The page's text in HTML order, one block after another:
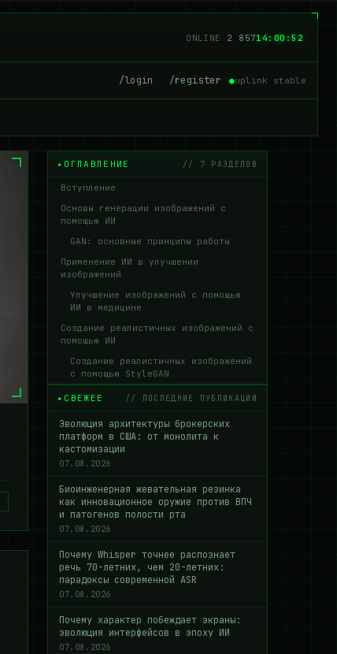
ONLINE 2 86314:00:53
/login /register ●uplink stable
ОГЛАВЛЕНИЕ // 7 РАЗДЕЛОВ
Вступление
Основы генерации изображений с
помощью ИИ
GAN: основные принципы работы
Применение ИИ в улучшении
изображений
Улучшение изображений с помощью
ИИ в медицине
Создание реалистичных изображений с
помощью ИИ
Создание реалистичных изображений
с помощью StyleGAN
СВЕЖЕЕ // ПОСЛЕДНИЕ ПУБЛИКАЦИИ
Эволюция архитектуры брокерских
платформ в США: от монолита к
кастомизации
07.08.2026
Биоинженерная жевательная резинка
как инновационное оружие против ВПЧ
и патогенов полости рта
07.08.2026
Почему Whisper точнее распознает
речь 70-летних, чем 20-летних:
парадоксы современной ASR
07.08.2026
Почему характер побеждает экраны:
эволюция интерфейсов в эпоху ИИ
07.08.2026